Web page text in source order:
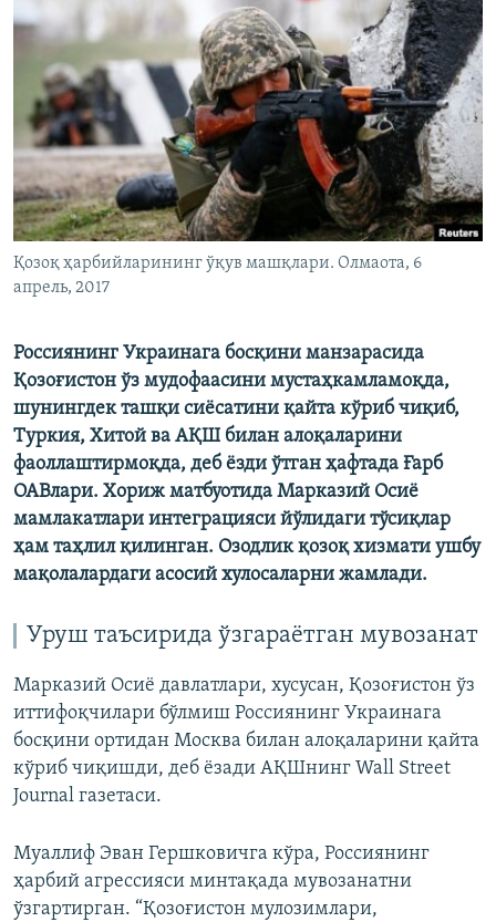
Озодлик бошқа тилларда
Қозоқ ҳарбийларининг ўқув машқлари. Олмаота, 6
апрель, 2017
Россиянинг Украинага босқини манзарасида
Қозоғистон ўз мудофаасини мустаҳкамламоқда,
шунингдек ташқи сиёсатини қайта кўриб чиқиб,
Туркия, Хитой ва АҚШ билан алоқаларини
фаоллаштирмоқда, деб ёзди ўтган ҳафтада Ғарб
ОАВлари. Хориж матбуотида Марказий Осиё
мамлакатлари интеграцияси йўлидаги тўсиқлар
ҳам таҳлил қилинган. Озодлик қозоқ хизмати ушбу
мақолалардаги асосий хулосаларни жамлади.
Уруш таъсирида ўзгараётган мувозанат
Марказий Осиё давлатлари, хусусан, Қозоғистон ўз
иттифоқчилари бўлмиш Россиянинг Украинага
босқини ортидан Москва билан алоқаларини қайта
кўриб чиқишди, деб ёзади АҚШнинг Wall Street
Journal газетаси.
Муаллиф Эван Гершковичга кўра, Россиянинг
ҳарбий агрессияси минтақада мувозанатни
ўзгартирган. “Қозоғистон мулозимлари,